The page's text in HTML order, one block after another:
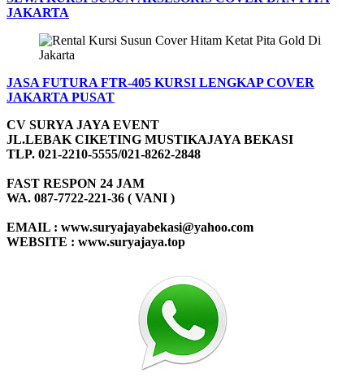
JAKARTA
JASA FUTURA FTR-405 KURSI LENGKAP COVER
JAKARTA PUSAT
CV SURYA JAYA EVENT
JL.LEBAK CIKETING MUSTIKAJAYA BEKASI
TLP. 021-2210-5555/021-8262-2848
FAST RESPON 24 JAM
WA. 087-7722-221-36 ( VANI )
EMAIL : www.suryajayabekasi@yahoo.com
WEBSITE : www.suryajaya.top